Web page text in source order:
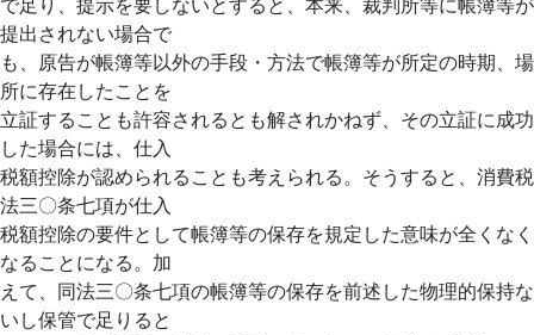
で足り、提示を要しないとすると、本来、裁判所等に帳簿等が
提出されない場合で
も、原告が帳簿等以外の手段・方法で帳簿等が所定の時期、場
所に存在したことを
立証することも許容されるとも解されかねず、その立証に成功
した場合には、仕入
税額控除が認められることも考えられる。そうすると、消費税
法三〇条七項が仕入
税額控除の要件として帳簿等の保存を規定した意味が全くなく
なることになる。加
えて、同法三〇条七項の帳簿等の保存を前述した物理的保持な
いし保管で足りると